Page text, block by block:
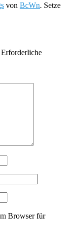
von BcWn. Setze
Erforderliche
Browser für